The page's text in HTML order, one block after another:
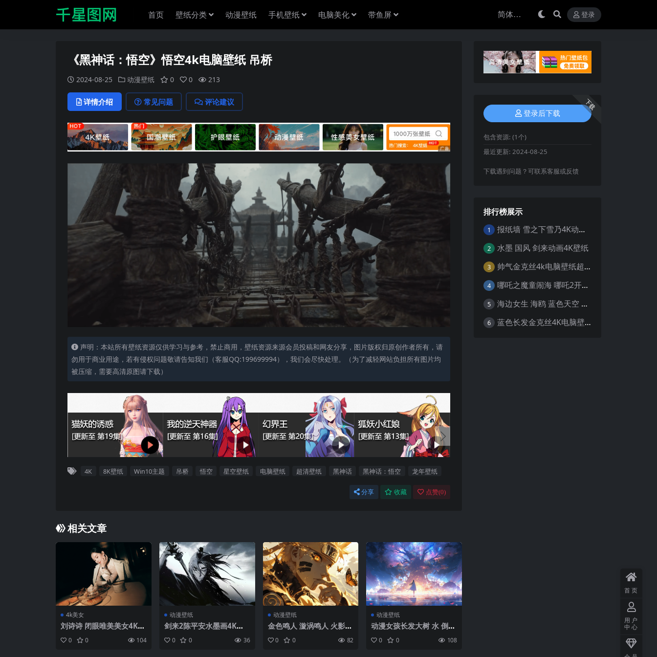
首页 壁纸分类 动漫壁纸 手机壁纸 电脑美化 带鱼屏 登录
《黑神话：悟空》悟空4k电脑壁纸 吊桥
2024-08-25 动漫壁纸 0 0 213
详情介绍 常见问题 评论建议
声明：本站所有壁纸资源仅供学习与参考，禁止商用，壁纸资源来源会员投稿和网友分享，图片版权归原创作者所有，请
勿用于商业用途，若有侵权问题敬请告知我们（客服QQ:199699994），我们会尽快处理。（为了减轻网站负担所有图片均
被压缩，需要高清原图请下载）
4K 8K壁纸 Win10主题 吊桥 悟空 星空壁纸 电脑壁纸 超清壁纸 黑神话 黑神话：悟空 龙年壁纸
分享 收藏 点赞(0)
相关文章
4k美女
刘诗诗 闭眼唯美美女4K壁
0 0 104
动漫壁纸
剑来2陈平安水墨画4K壁
0 0 36
动漫壁纸
金色鸣人 漩涡鸣人 火影忍
者 4k壁纸
0 0 82
动漫壁纸
动漫女孩长发大树 水 倒影
树木 天空 云彩 花瓣 4k壁
纸 0 0 108
下载
登录后下载
包含资源: (1个)
最近更新: 2024-08-25
下载遇到问题？可联系客服或反馈
排行榜展示
1 报纸墙 雪之下雪乃4K动漫壁纸
2 水墨 国风 剑来动画4K壁纸
3 帅气金克丝4k电脑壁纸超清
4 哪吒之魔童闹海 哪吒2开场4K壁纸
5 海边女生 海鸥 蓝色天空 4K壁纸
6 蓝色长发金克丝4K电脑壁纸
首页
用户
中心